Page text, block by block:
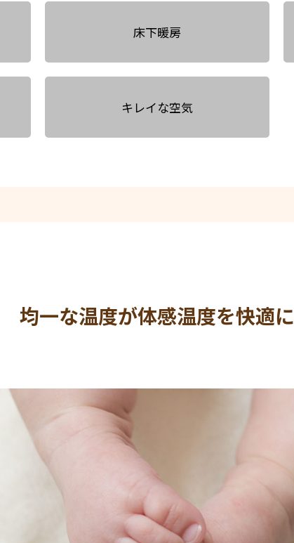
床下暖房
キレイな空気
均一な温度が体感温度を快適に